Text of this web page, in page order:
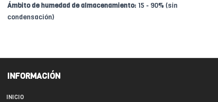
Ámbito de humedad de almacenamiento: 15 - 90% (sin
condensación)
INFORMACIÓN
INICIO